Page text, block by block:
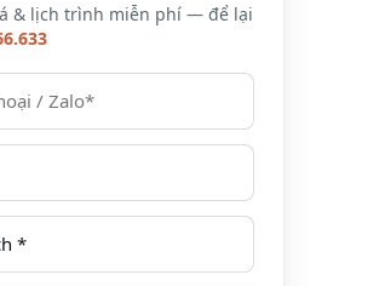
dàng cho hành khách thư giãn tối đa.
giám ấm áp và sang trọng khi bước
dàng cất những vật dụng mang theo.
& lịch trình miễn phí — để lại